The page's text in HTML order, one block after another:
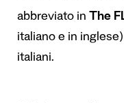
abbreviato in The
italiano e in
italiani.